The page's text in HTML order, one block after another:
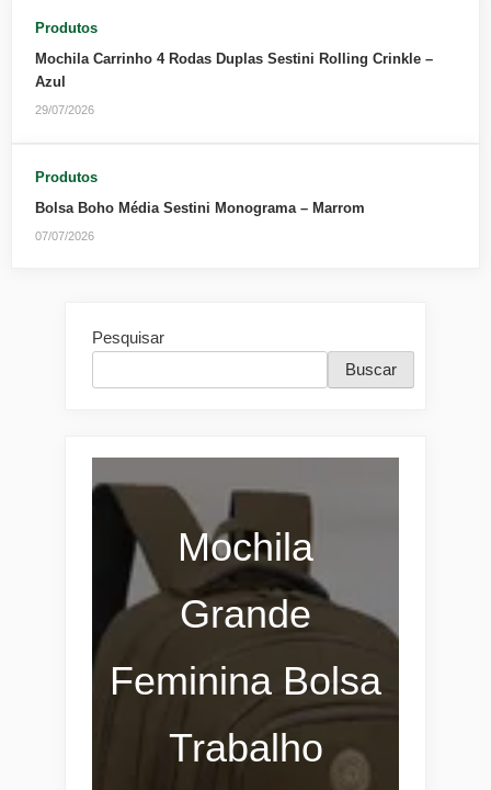
Produtos
Mochila Carrinho 4 Rodas Duplas Sestini Rolling Crinkle –
Azul
29/07/2026
Produtos
Bolsa Boho Média Sestini Monograma – Marrom
07/07/2026
Pesquisar
Buscar
Mochila
Grande
Feminina Bolsa
Trabalho